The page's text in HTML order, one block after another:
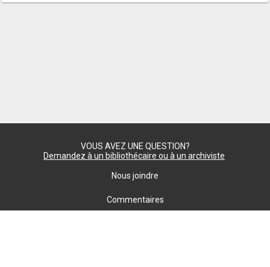
VOUS AVEZ UNE QUESTION?
Demandez à un bibliothécaire ou à un archiviste
Nous joindre
Commentaires